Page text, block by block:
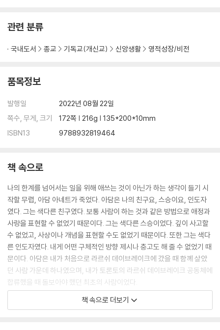
관련 분류
국내도서 종교 기독교(개신교) 신앙생활 영적성장/비전
품목정보
발행일
2022년 08월 22일
쪽수, 무게, 크기
172쪽 | 216g | 135*200*10mm
ISBN13
9788932819464
책 속으로
나의 한계를 넘어서는 일을 위해 애쓰는 것이 아닌가 하는 생각이 들기 시
작할 무렵, 아담 아네트가 죽었다. 아담은 나의 친구요, 스승이요, 인도자
였다. 그는 색다른 친구였다. 보통 사람이 하는 것과 같은 방법으로 애정과
사랑을 표현할 수 없었기 때문이다. 그는 색다른 스승이었다. 깊이 사고할
수 없었고, 사상이나 개념을 표현할 수도 없었기 때문이다. 또한 그는 색다
른 인도자였다. 내게 어떤 구체적인 방향 제시나 충고도 해 줄 수 없었기 때
문이다. 아담은 내가 처음으로 라르쉬 데이브레이크에 갔을 때 함께 살았
던 사람 가운데 하나였으며, 내가 토론토의 라르쉬 데이브레이크 공동체에
합류했을 때 돌보아야 했던 최초의 사람이었다.
---「서론: 이 책이 쓰이기까지」중에서
책 속으로 더보기